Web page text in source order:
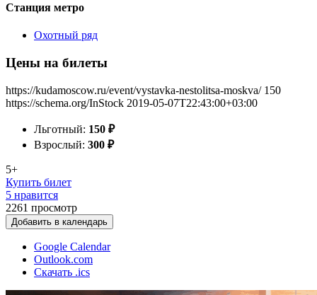
Станция метро
Охотный ряд
Цены на билеты
https://kudamoscow.ru/event/vystavka-nestolitsa-moskva/ 150
https://schema.org/InStock 2019-05-07T22:43:00+03:00
Льготный: 150 ₽
Взрослый: 300 ₽
5+
Купить билет
5 нравится
2261 просмотр
Добавить в календарь
Google Calendar
Outlook.com
Скачать .ics